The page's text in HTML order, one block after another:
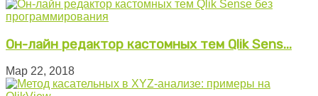
Он-лайн редактор кастомных тем Qlik Sens...
Мар 22, 2018